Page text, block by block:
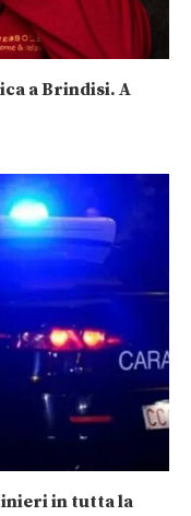
a Brindisi. A
in tutta la